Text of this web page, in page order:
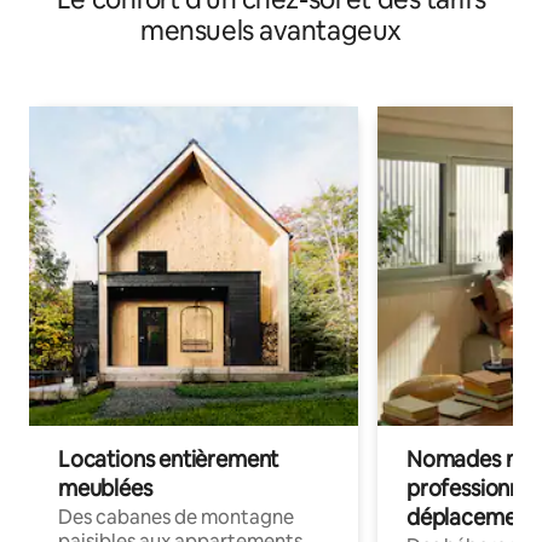
mensuels avantageux
Locations entièrement
meublées
Des cabanes de montagne
Nomades
déplacement